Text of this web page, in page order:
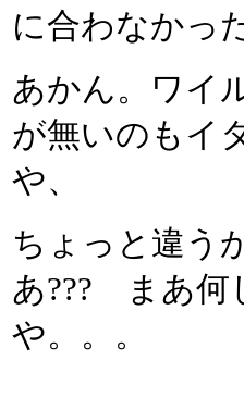
に合わなかっ
あかん。ワイ
が無いのもイ
や、
ちょっと違う
あ??? まあ何
や。。。